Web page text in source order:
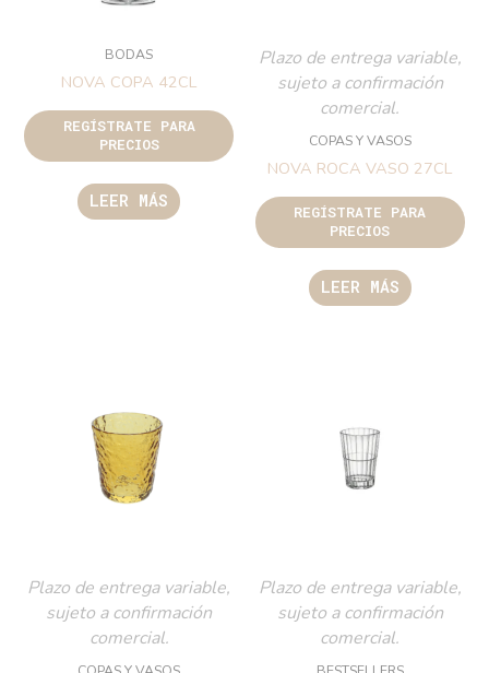
BODAS
NOVA COPA 42CL
REGÍSTRATE PARA
PRECIOS
LEER MÁS
Plazo de entrega variable,
sujeto a confirmación
comercial.
COPAS Y VASOS
NOVA ROCA VASO 27CL
REGÍSTRATE PARA
PRECIOS
LEER MÁS
Plazo de entrega variable,
sujeto a confirmación
comercial.
Plazo de entrega variable,
sujeto a confirmación
comercial.